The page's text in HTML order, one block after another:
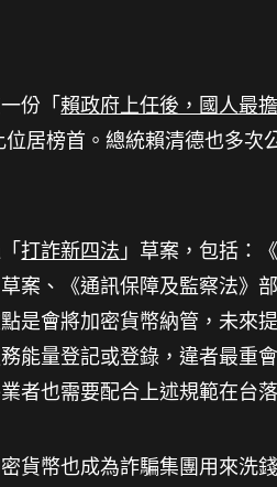
份「賴政府上任後，國人最
位居榜首。總統賴清德也多次
打詐新四法 」草案，包括：
案、《通訊保障及監察法》
是會將加密貨幣納管，未來
能量登記或登錄，違者最重
者也需要配合上述規範在台
貨幣也成為詐騙集團用來洗